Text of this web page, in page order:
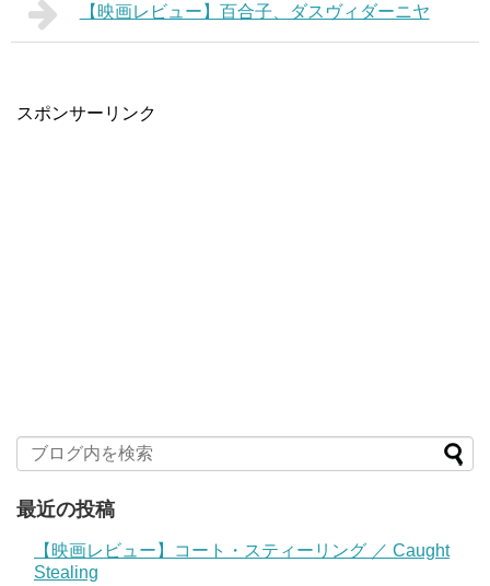
【映画レビュー】百合子、ダスヴィダーニヤ
スポンサーリンク
最近の投稿
【映画レビュー】コート・スティーリング ／ Caught
Stealing